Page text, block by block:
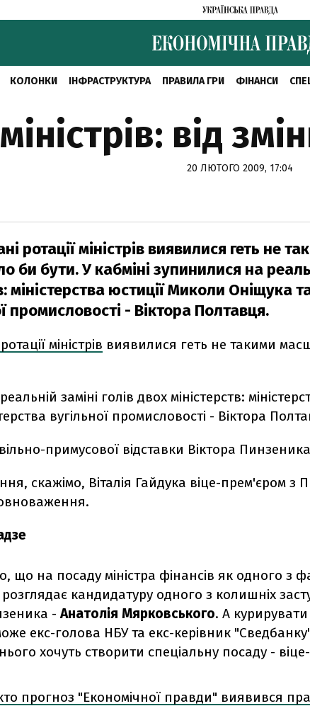
КОЛОНКИ ІНФРАСТРУКТУРА ПРАВИЛА ГРИ ФІНАНСИ
від
20 ЛЮТОГО 2009, 17:04
ротації міністрів виявилися геть не
би бути. У кабміні зупинилися на
міністерства юстиції Миколи Оніщука
промисловості - Віктора Полтавця.
міністрів виявилися геть не такими
заміні голів двох міністерств:
вугільної промисловості - Віктора
примусової відставки Віктора
скажімо, Віталія Гайдука віце-прем'єром з
що на посаду міністра фінансів як одного з
кандидатуру одного з колишніх
-Анатолія Мярковського. А
екс-голова НБУ та екс-керівник
нього хочуть створити спеціальну посаду -
прогноз "Економічної правди" виявився